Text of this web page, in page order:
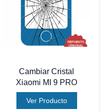
Cambiar Cristal
Xiaomi MI 9 PRO
Ver Producto